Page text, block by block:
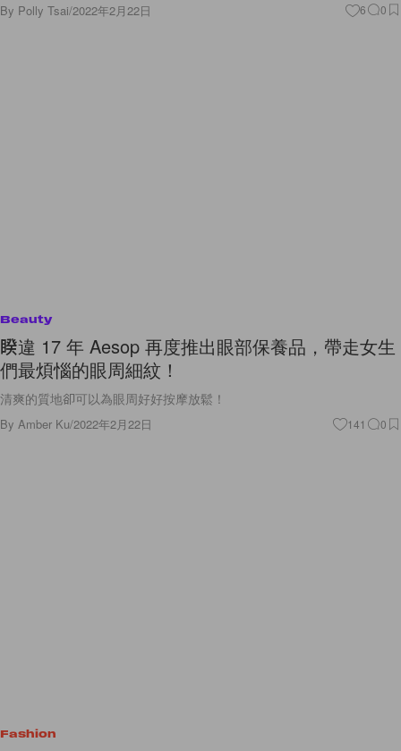
By Polly Tsai/2022年2月22日 6 0
Beauty
睽違 17 年 Aesop 再度推出眼部保養品，帶走女生
們最煩惱的眼周細紋！
清爽的質地卻可以為眼周好好按摩放鬆！
By Amber Ku/2022年2月22日 141 0
Fashion